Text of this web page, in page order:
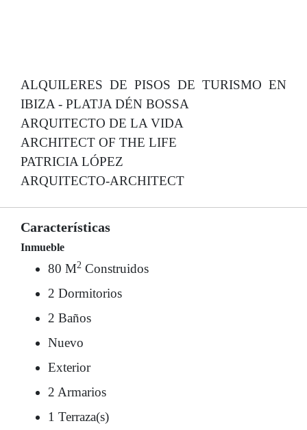
ALQUILERES DE PISOS DE TURISMO EN
IBIZA - PLATJA DÉN BOSSA
ARQUITECTO DE LA VIDA
ARCHITECT OF THE LIFE
PATRICIA LÓPEZ
ARQUITECTO-ARCHITECT
Características
Inmueble
80 M2 Construidos
2 Dormitorios
2 Baños
Nuevo
Exterior
2 Armarios
1 Terraza(s)